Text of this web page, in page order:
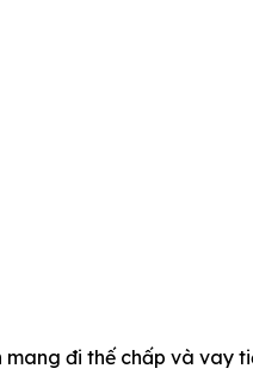
đi thế chấp và vay